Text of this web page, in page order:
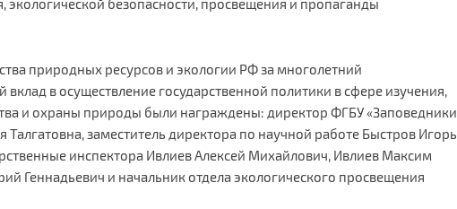
экологической безопасности, просвещения и пропаганды
природных ресурсов и экологии РФ за многолетний
в осуществление государственной политики в сфере изучения,
и охраны природы были награждены: директор ФГБУ «Заповедники
заместитель директора по научной работе Быстров Игорь
инспектора Ивлиев Алексей Михайлович, Ивлиев Максим
Геннадьевич и начальник отдела экологического просвещения